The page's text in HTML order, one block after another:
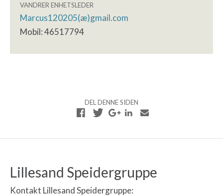
VANDRER ENHETSLEDER
Marcus120205(æ)gmail.com
Mobil: 46517794
DEL DENNE SIDEN
Lillesand Speidergruppe
Kontakt Lillesand Speidergruppe: